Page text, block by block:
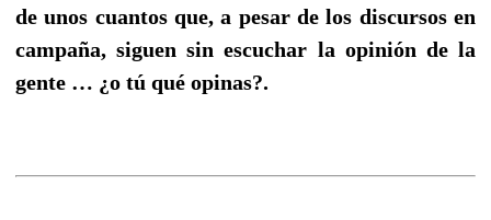
de unos cuantos que, a pesar de los discursos en
campaña, siguen sin escuchar la opinión de la
gente … ¿o tú qué opinas?.